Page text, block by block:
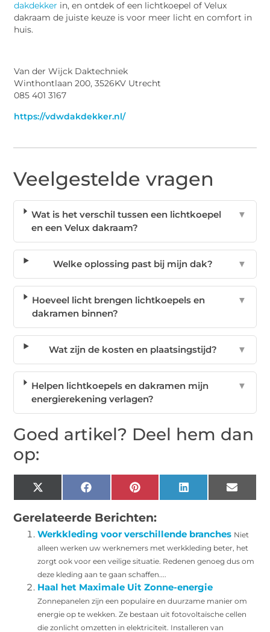
dakdekker in, en ontdek of een lichtkoepel of Velux
dakraam de juiste keuze is voor meer licht en comfort in
huis.
Van der Wijck Daktechniek
Winthontlaan 200, 3526KV Utrecht
085 401 3167
https://vdwdakdekker.nl/
Veelgestelde vragen
Wat is het verschil tussen een lichtkoepel
en een Velux dakraam?
▼
Welke oplossing past bij mijn dak? ▼
Hoeveel licht brengen lichtkoepels en
dakramen binnen?
▼
Wat zijn de kosten en plaatsingstijd? ▼
Helpen lichtkoepels en dakramen mijn
energierekening verlagen?
▼
Goed artikel? Deel hem dan
op:
X
(Twitter)
Facebook Pinterest LinkedIn Email
Gerelateerde Berichten:
Werkkleding voor verschillende branches Niet
alleen werken uw werknemers met werkkleding beter, het
zorgt ook voor een veilige situatie. Redenen genoeg dus om
deze kleding aan te gaan schaffen....
Haal het Maximale Uit Zonne-energie
Zonnepanelen zijn een populaire en duurzame manier om
energie op te wekken. Ze bestaan uit fotovoltaïsche cellen
die zonlicht omzetten in elektriciteit. Installeren van